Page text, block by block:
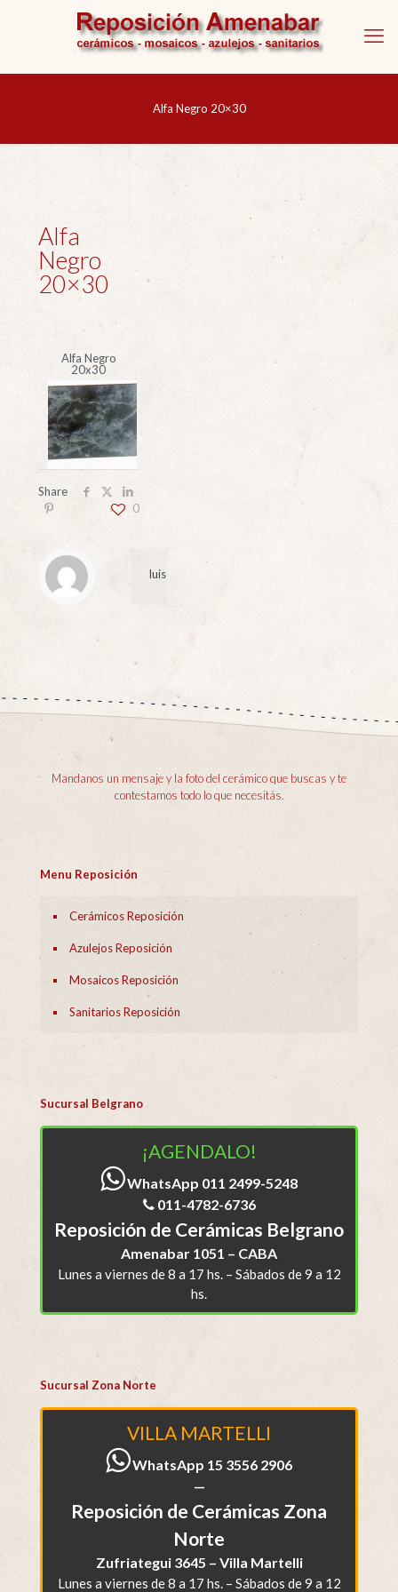
Alfa Negro 20×30
Alfa
Negro
20×30
Alfa Negro
20x30
Share
0
luis
Mandanos un mensaje y la foto del cerámico que buscas y te
contestamos todo lo que necesitás.
Menu Reposición
Cerámicos Reposición
Azulejos Reposición
Mosaicos Reposición
Sanitarios Reposición
Sucursal Belgrano
¡AGENDALO!
WhatsApp 011 2499-5248
011-4782-6736
Reposición de Cerámicas Belgrano
Amenabar 1051 – CABA
Lunes a viernes de 8 a 17 hs. – Sábados de 9 a 12
hs.
Sucursal Zona Norte
VILLA MARTELLI
WhatsApp 15 3556 2906
—
Reposición de Cerámicas Zona
Norte
Zufriategui 3645 – Villa Martelli
Lunes a viernes de 8 a 17 hs. – Sábados de 9 a 12